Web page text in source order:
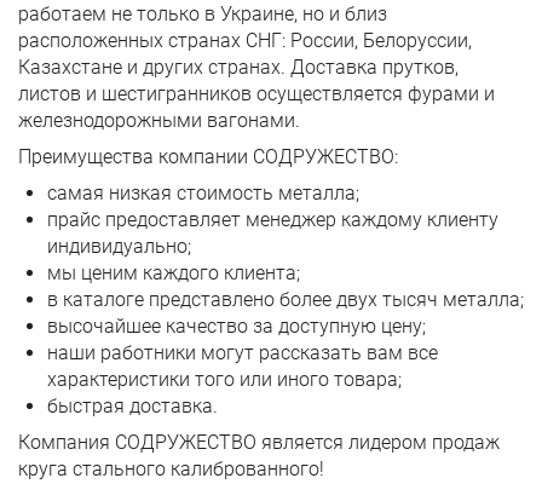
работаем не только в Украине, но и близ
расположенных странах СНГ: России, Белоруссии,
Казахстане и других странах. Доставка прутков,
листов и шестигранников осуществляется фурами и
железнодорожными вагонами.
Преимущества компании СОДРУЖЕСТВО:
самая низкая стоимость металла;
прайс предоставляет менеджер каждому клиенту
индивидуально;
мы ценим каждого клиента;
в каталоге представлено более двух тысяч металла;
высочайшее качество за доступную цену;
наши работники могут рассказать вам все
характеристики того или иного товара;
быстрая доставка.
Компания СОДРУЖЕСТВО является лидером продаж
круга стального калиброванного!